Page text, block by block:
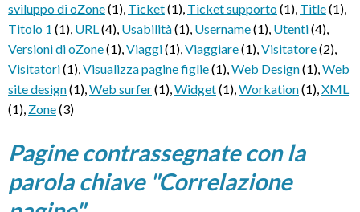
sviluppo di oZone(1), Ticket(1), Ticket supporto(1), Title(1),
Titolo 1 (1), URL(4), Usabilità(1), Username(1), Utenti(4),
Versioni di oZone(1),Viaggi(1),Viaggiare(1),Visitatore(2),
Visitatori(1),Visualizza pagine figlie(1),Web Design(1),Web
site design(1),Web surfer(1),Widget(1),Workation(1),XML
(1), Zone(3)
Pagine contrassegnate con la
parola chiave "Correlazione